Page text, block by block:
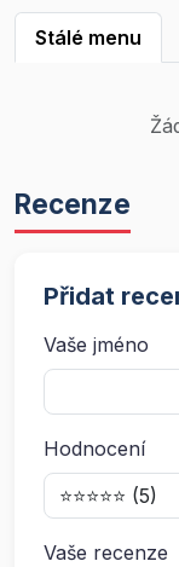
Stálé menu
Recenze
Přidat
Vaše jméno
Hodnocení
Vaše recenze